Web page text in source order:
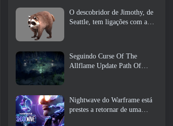
O descobridor de Jimothy, de
Seattle, tem ligações com a
Seguindo Curse Of The
Allflame Update Path Of
Nightwave do Warframe está
prestes a retornar de uma